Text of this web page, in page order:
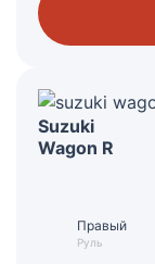
Suzuki
Wagon R
Правый
Руль